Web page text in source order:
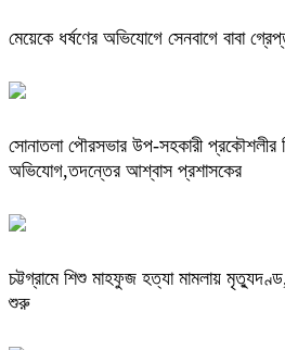
মেয়েকে ধর্ষণের অভিযোগে সেনবাগে বাবা
সোনাতলা পৌরসভার উপ-সহকারী প্রকৌশলীর
অভিযোগ,তদন্তের আশ্বাস প্রশাসকের
চট্টগ্রামে শিশু মাহফুজ হত্যা মামলায়
শুরু